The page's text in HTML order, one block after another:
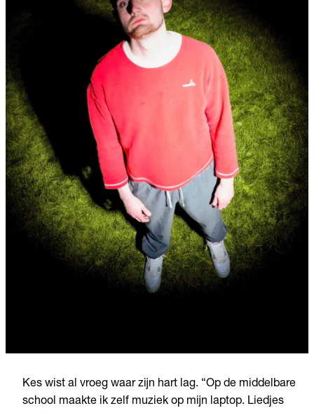
Kes wist al vroeg waar zijn hart lag. “Op de middelbare
school maakte ik zelf muziek op mijn laptop. Liedjes